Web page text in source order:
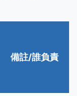
備註/誰負責